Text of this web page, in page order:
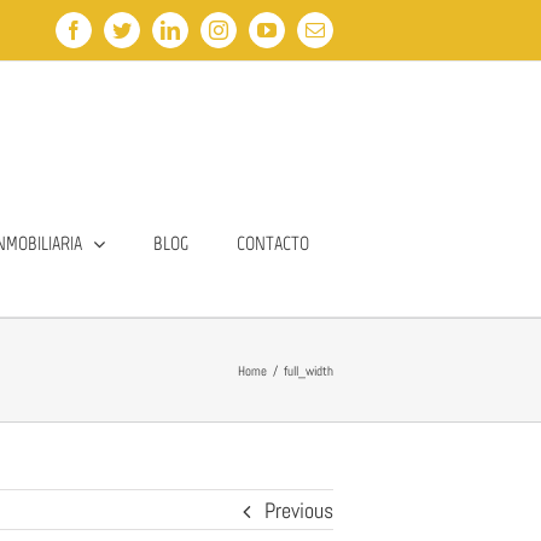
FacebookTwitterLinkedInInstagramYouTubeEmail
BLOG CONTACTO
Home / full_width
Previous